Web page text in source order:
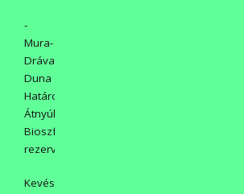
-
Mura-
Dráva-
Duna
Határon
Átnyúló
Bioszféra-
rezervátum
Kevés